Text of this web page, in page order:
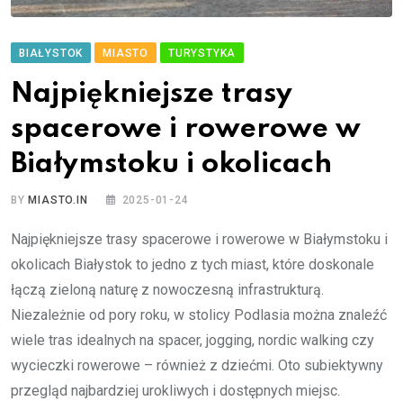
BIAŁYSTOK MIASTO TURYSTYKA
Najpiękniejsze trasy
spacerowe i rowerowe w
Białymstoku i okolicach
BYMIASTO.IN 2025-01-24
Najpiękniejsze trasy spacerowe i rowerowe w Białymstoku i
okolicach Białystok to jedno z tych miast, które doskonale
łączą zieloną naturę z nowoczesną infrastrukturą.
Niezależnie od pory roku, w stolicy Podlasia można znaleźć
wiele tras idealnych na spacer, jogging, nordic walking czy
wycieczki rowerowe – również z dziećmi. Oto subiektywny
przegląd najbardziej urokliwych i dostępnych miejsc.